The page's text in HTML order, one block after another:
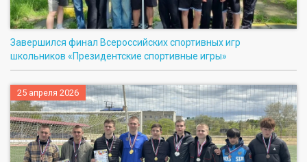
Завершился финал Всероссийских спортивных игр
школьников «Президентские спортивные игры»
25 апреля 2026